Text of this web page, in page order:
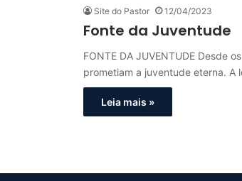
Site do Pastor 12/04/2023
Fonte da Juventude
FONTE DA JUVENTUDE Desde
prometiam a juventude eterna. A
Leia mais »